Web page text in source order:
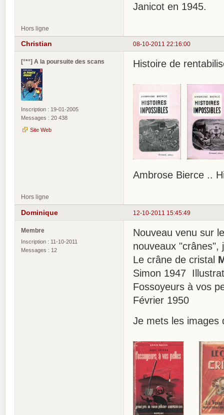
Janicot en 1945.
Hors ligne
08-10-2011 22:16:00
Christian
[°*°] A la poursuite des scans
Inscription : 19-01-2005
Messages : 20 438
Site Web
Histoire de
Ambrose Bierce ..
Hors ligne
12-10-2011 15:45:49
Dominique
Membre
Inscription : 11-10-2011
Messages : 12
Nouveau venu sur
nouveaux "crânes",
Le crâne de cristal
Simon 1947
Fossoyeurs à vos
Février 1950
Je mets les images